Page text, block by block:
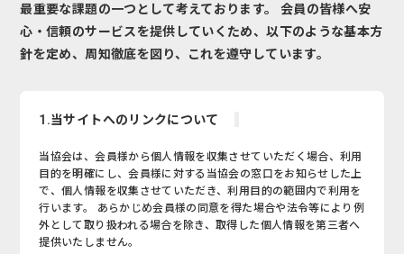
最重要な課題の一つとして考えております。 会員の皆様へ安
心・信頼のサービスを提供していくため、以下のような基本方
針を定め、周知徹底を図り、これを遵守しています。
1.当サイトへのリンクについて
当協会は、会員様から個人情報を収集させていただく場合、利用
目的を明確にし、会員様に対する当協会の窓口をお知らせした上
で、個人情報を収集させていただき、利用目的の範囲内で利用を
行います。 あらかじめ会員様の同意を得た場合や法令等により例
外として取り扱われる場合を除き、取得した個人情報を第三者へ
提供いたしません。